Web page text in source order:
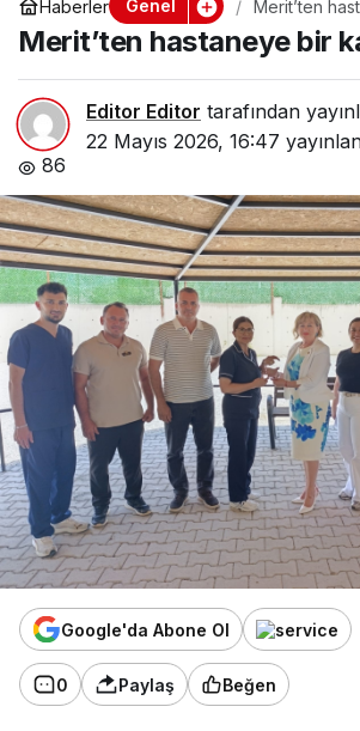
Haberler Genel
Merit’ten
Merit’ten hastaneye bir
Editor Editor tarafından
22 Mayıs 2026, 16:47
86
Google'da Abone Ol
0 Paylaş Beğen